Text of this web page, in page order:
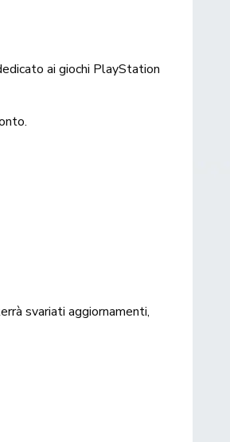
ai giochi PlayStation
svariati aggiornamenti,